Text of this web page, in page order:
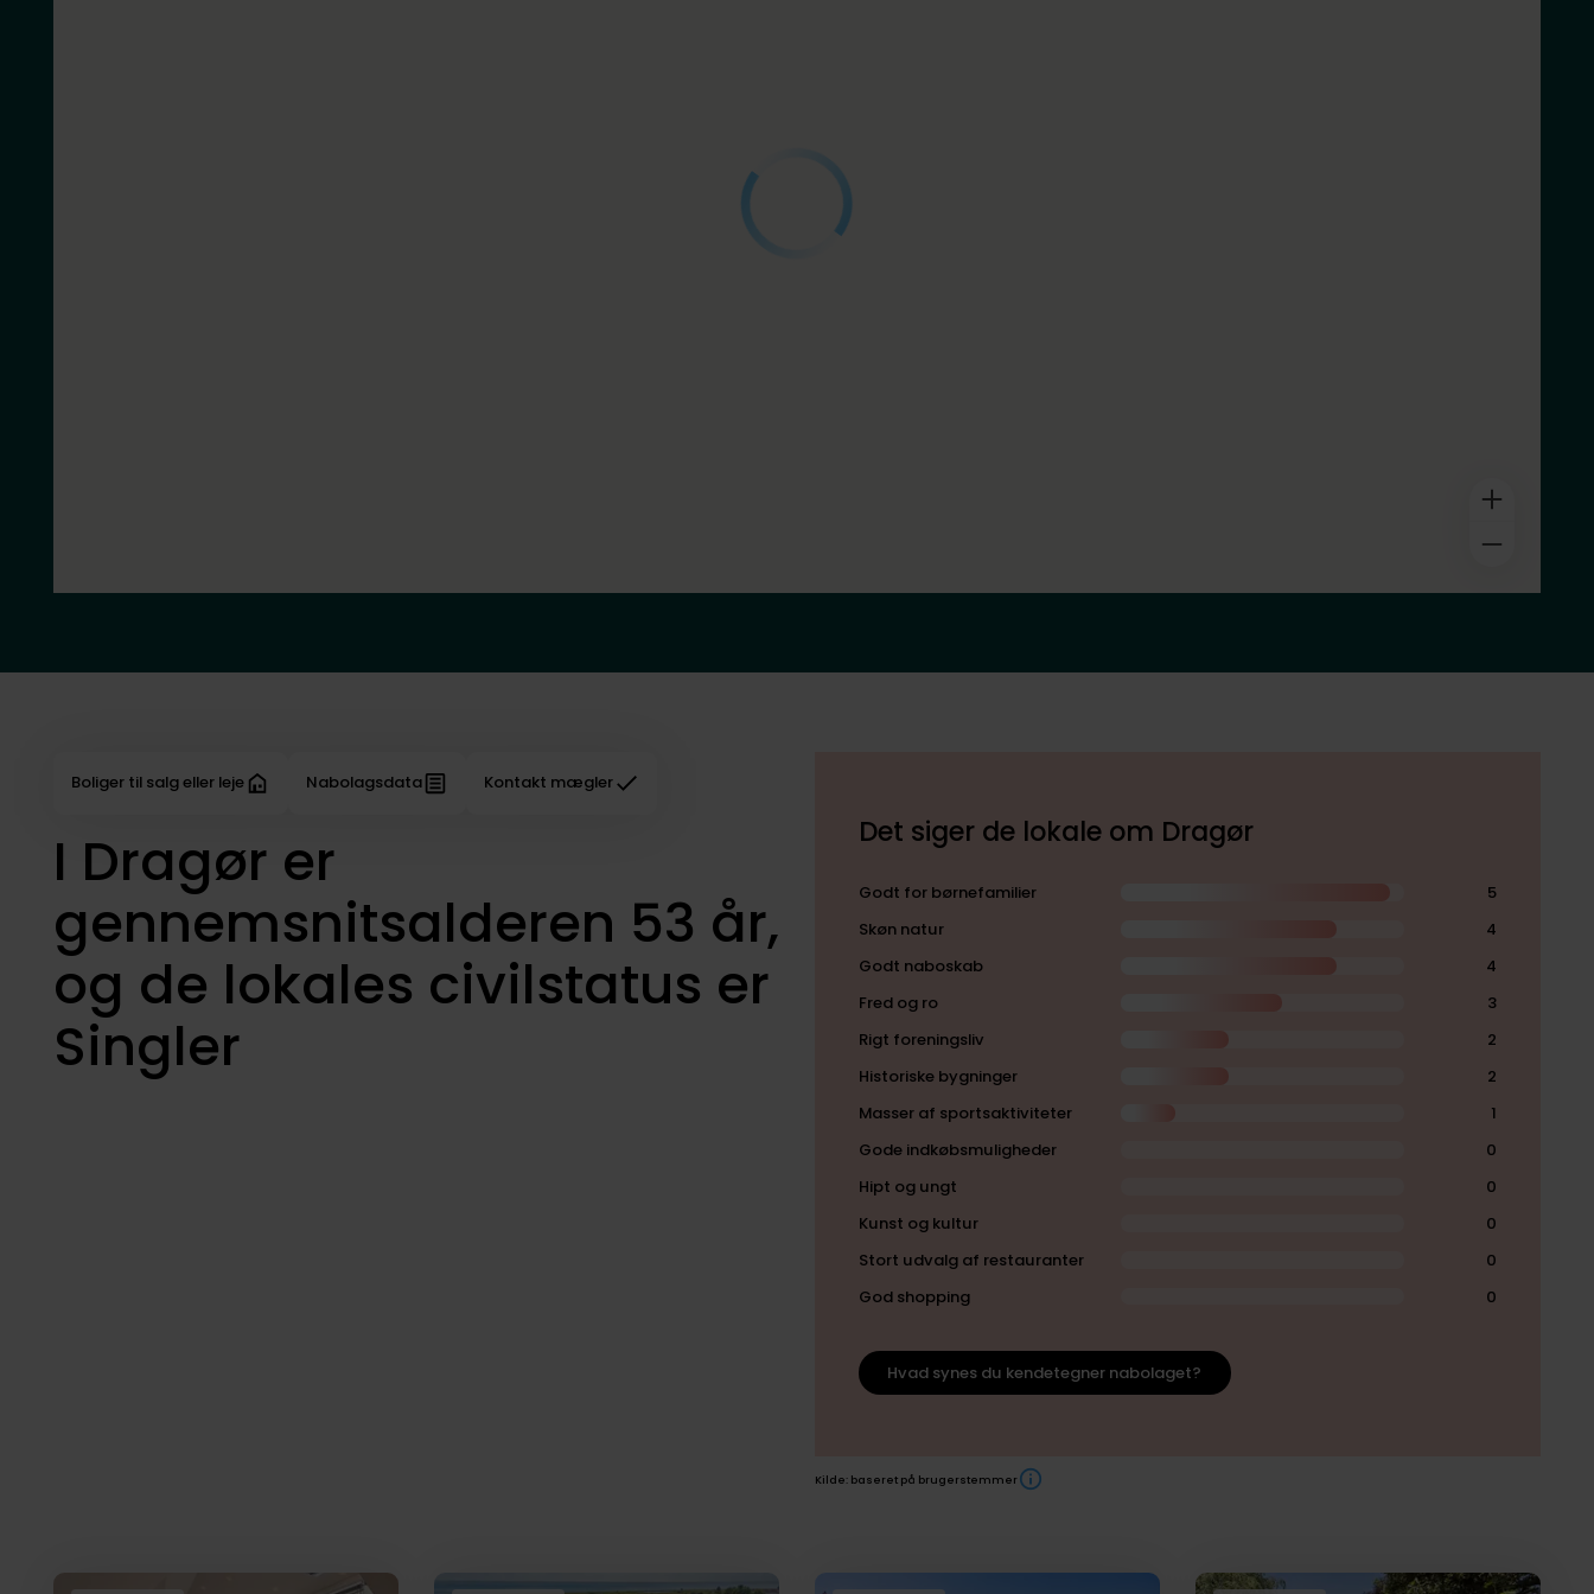
Boliger til salg eller leje Nabolagsdata Kontakt mægler
I Dragør er
gennemsnitsalderen 53 år,
og de lokales civilstatus er
Singler
Det siger de lokale om Dragør
Godt for børnefamilier
5
Skøn natur
4
Godt naboskab
4
Fred og ro
3
Rigt foreningsliv
2
Historiske bygninger
2
Masser af sportsaktiviteter
1
Gode indkøbsmuligheder
0
Hipt og ungt
0
Kunst og kultur
0
Stort udvalg af restauranter
0
God shopping
0
Hvad synes du kendetegner nabolaget?
Kilde: baseret på brugerstemmer